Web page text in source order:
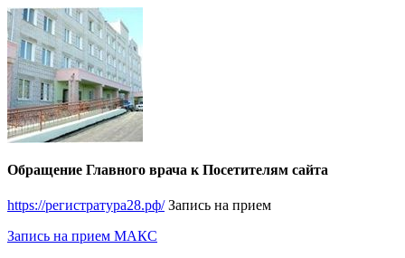
Обращение Главного врача к Посетителям сайта
https://регистратура28.рф/Запись на прием
Запись на прием МАКС